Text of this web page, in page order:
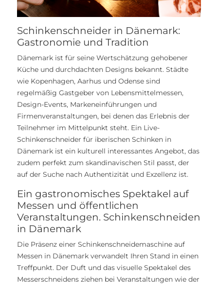
Schinkenschneider in Dänemark:
Gastronomie und Tradition
Dänemark ist für seine Wertschätzung gehobener
Küche und durchdachten Designs bekannt. Städte
wie Kopenhagen, Aarhus und Odense sind
regelmäßig Gastgeber von Lebensmittelmessen,
Design-Events, Markeneinführungen und
Firmenveranstaltungen, bei denen das Erlebnis der
Teilnehmer im Mittelpunkt steht. Ein Live-
Schinkenschneider für iberischen Schinken in
Dänemark ist ein kulturell interessantes Angebot, das
zudem perfekt zum skandinavischen Stil passt, der
auf der Suche nach Authentizität und Exzellenz ist.
Ein gastronomisches Spektakel auf
Messen und öffentlichen
Veranstaltungen. Schinkenschneiden
in Dänemark
Die Präsenz einer Schinkenschneidemaschine auf
Messen in Dänemark verwandelt Ihren Stand in einen
Treffpunkt. Der Duft und das visuelle Spektakel des
Messerschneidens ziehen bei Veranstaltungen wie der